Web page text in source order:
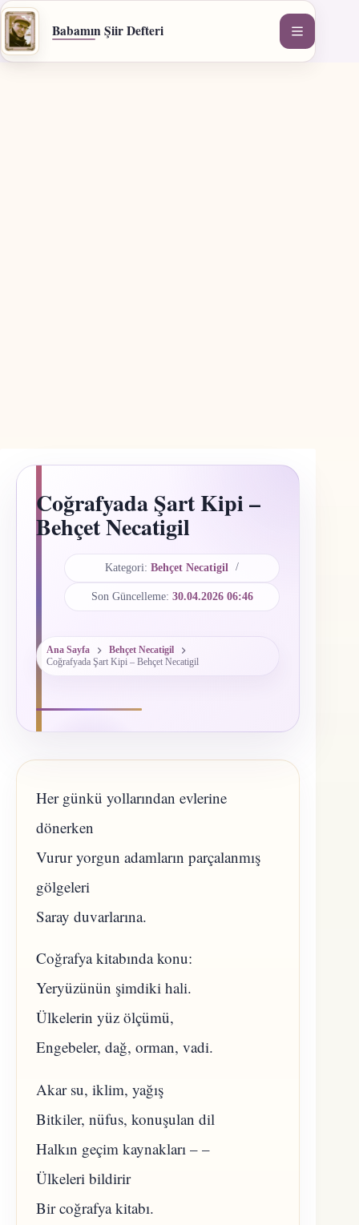
İçeriğe
geç
Babamın Şiir Defteri
Coğrafyada Şart Kipi –
Behçet Necatigil
Kategori: Behçet Necatigil
Son Güncelleme: 30.04.2026 06:46
Ana Sayfa
Behçet Necatigil
Coğrafyada Şart Kipi – Behçet Necatigil
Her günkü yollarından evlerine
dönerken
Vurur yorgun adamların parçalanmış
gölgeleri
Saray duvarlarına.
Coğrafya kitabında konu:
Yeryüzünün şimdiki hali.
Ülkelerin yüz ölçümü,
Engebeler, dağ, orman, vadi.
Akar su, iklim, yağış
Bitkiler, nüfus, konuşulan dil
Halkın geçim kaynakları – –
Ülkeleri bildirir
Bir coğrafya kitabı.